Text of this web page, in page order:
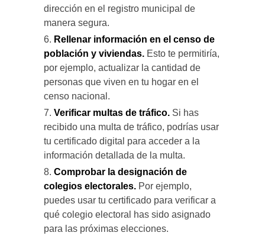
dirección en el registro municipal de
manera segura.
Rellenar información en el censo de
población y viviendas. Esto te permitiría,
por ejemplo, actualizar la cantidad de
personas que viven en tu hogar en el
censo nacional.
Verificar multas de tráfico. Si has
recibido una multa de tráfico, podrías usar
tu certificado digital para acceder a la
información detallada de la multa.
Comprobar la designación de
colegios electorales. Por ejemplo,
puedes usar tu certificado para verificar a
qué colegio electoral has sido asignado
para las próximas elecciones.